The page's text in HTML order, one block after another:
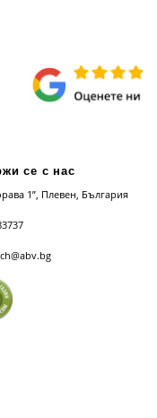
се с нас
1”, Плевен, България